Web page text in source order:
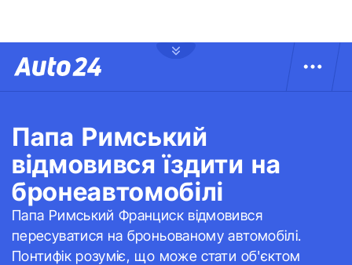
Папа Римський
відмовився їздити на
бронеавтомобілі
Папа Римський Франциск відмовився
пересуватися на броньованому автомобілі.
Понтифік розуміє, що може стати об'єктом